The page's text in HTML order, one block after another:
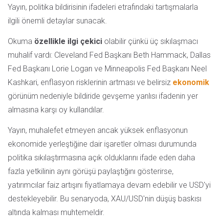
Yayın, politika bildirisinin ifadeleri etrafındaki tartışmalarla
ilgili önemli detaylar sunacak.
Okuma özellikle ilgi çekici olabilir çünkü üç sıkılaşmacı
muhalif vardı: Cleveland Fed Başkanı Beth Hammack, Dallas
Fed Başkanı Lorie Logan ve Minneapolis Fed Başkanı Neel
Kashkari, enflasyon risklerinin artması ve belirsiz ekonomik
görünüm nedeniyle bildiride gevşeme yanlısı ifadenin yer
almasına karşı oy kullandılar.
Yayın, muhalefet etmeyen ancak yüksek enflasyonun
ekonomide yerleştiğine dair işaretler olması durumunda
politika sıkılaştırmasına açık olduklarını ifade eden daha
fazla yetkilinin aynı görüşü paylaştığını gösterirse,
yatırımcılar faiz artışını fiyatlamaya devam edebilir ve USD'yi
destekleyebilir. Bu senaryoda, XAU/USD'nin düşüş baskısı
altında kalması muhtemeldir.